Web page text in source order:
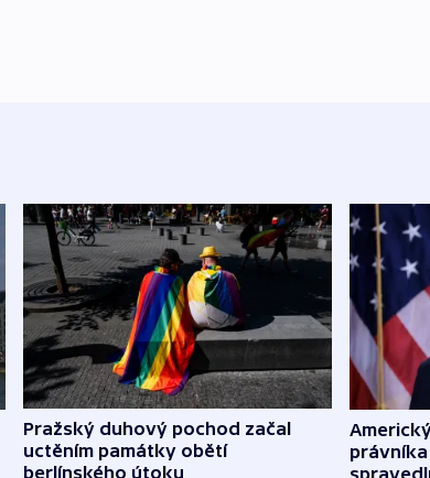
Pražský duhový pochod začal
uctěním památky obětí
berlínského útoku